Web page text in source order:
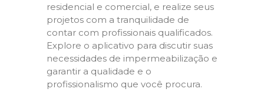
residencial e comercial, e realize seus
projetos com a tranquilidade de
contar com profissionais qualificados.
Explore o aplicativo para discutir suas
necessidades de impermeabilização e
garantir a qualidade e o
profissionalismo que você procura.